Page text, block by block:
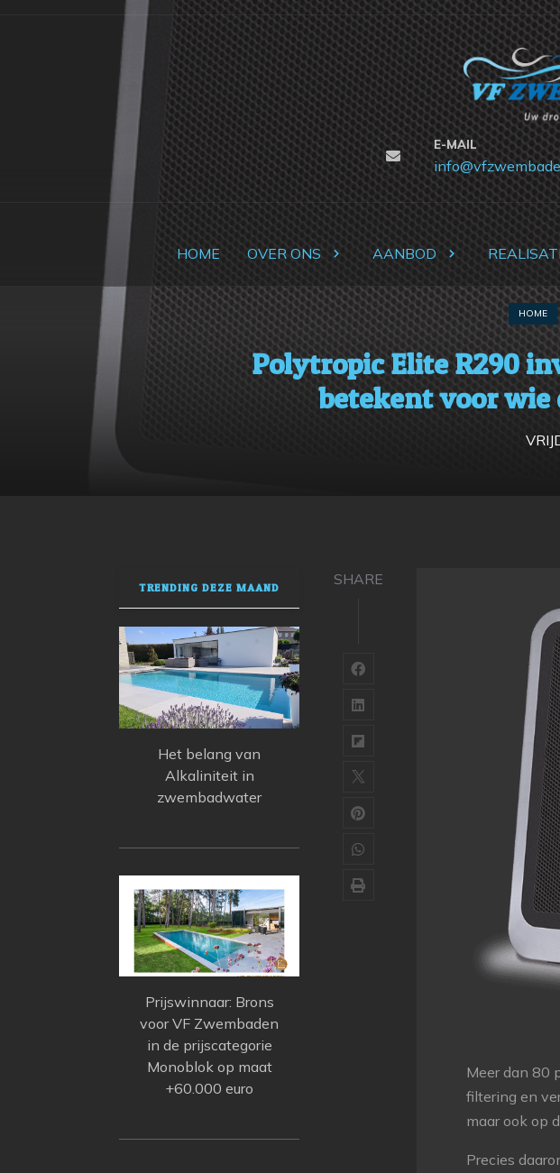
E-MAIL
HOME OVER ONS AANBOD
HOME
Polytropic Elite R290
betekent voor
SHARE
Meer dan 80
filtering en
maar ook op
Precies
TRENDING DEZE MAAND
Het belang van
Alkaliniteit in
zwembadwater
Prijswinnaar: Brons
voor VF Zwembaden
in de prijscategorie
Monoblok op maat
+60.000 euro